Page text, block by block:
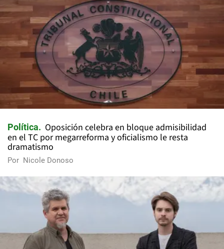
Política
Oposición celebra en bloque admisibilidad
en el TC por megarreforma y oficialismo le resta
dramatismo
Por Nicole Donoso